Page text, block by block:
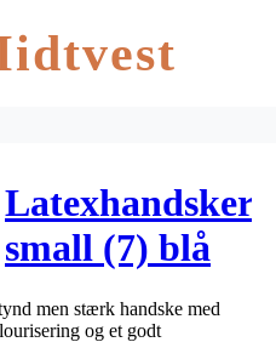
Latexhandsker
small (7) blå
12par/pak
men stærk handske med
og et godt